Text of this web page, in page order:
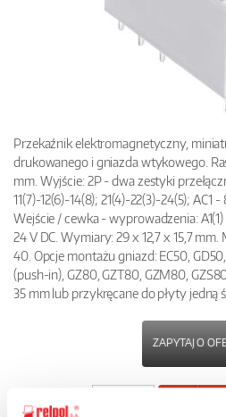
Przekaźnik elektromagnetyczny,
drukowanego i gniazda wtykowego.
mm. Wyjście: 2P - dwa zestyki
11(7)-12(6)-14(8); 21(4)-22(3)-24(5); AC1
Wejście / cewka - wyprowadzenia:
24 V DC. Wymiary: 29 x 12,7 x 15,7
40. Opcje montażu gniazd: EC50,
(push-in), GZ80, GZT80, GZM80,
35 mm lub przykręcane do płyty jedną
ZAPYTAJ O